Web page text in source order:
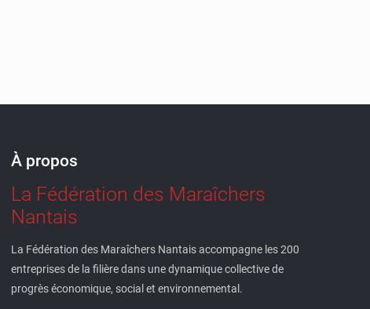
À propos
La Fédération des Maraîchers
Nantais
La Fédération des Maraîchers Nantais accompagne les 200
entreprises de la filière dans une dynamique collective de
progrès économique, social et environnemental.